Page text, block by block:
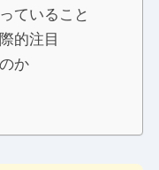
ていること
的注目
か